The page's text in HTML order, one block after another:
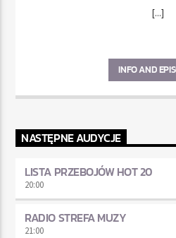
[...]
INFO AND
NASTĘPNE AUDYCJE
LISTA PRZEBOJÓW HOT 20
20:00
RADIO STREFA MUZY
21:00